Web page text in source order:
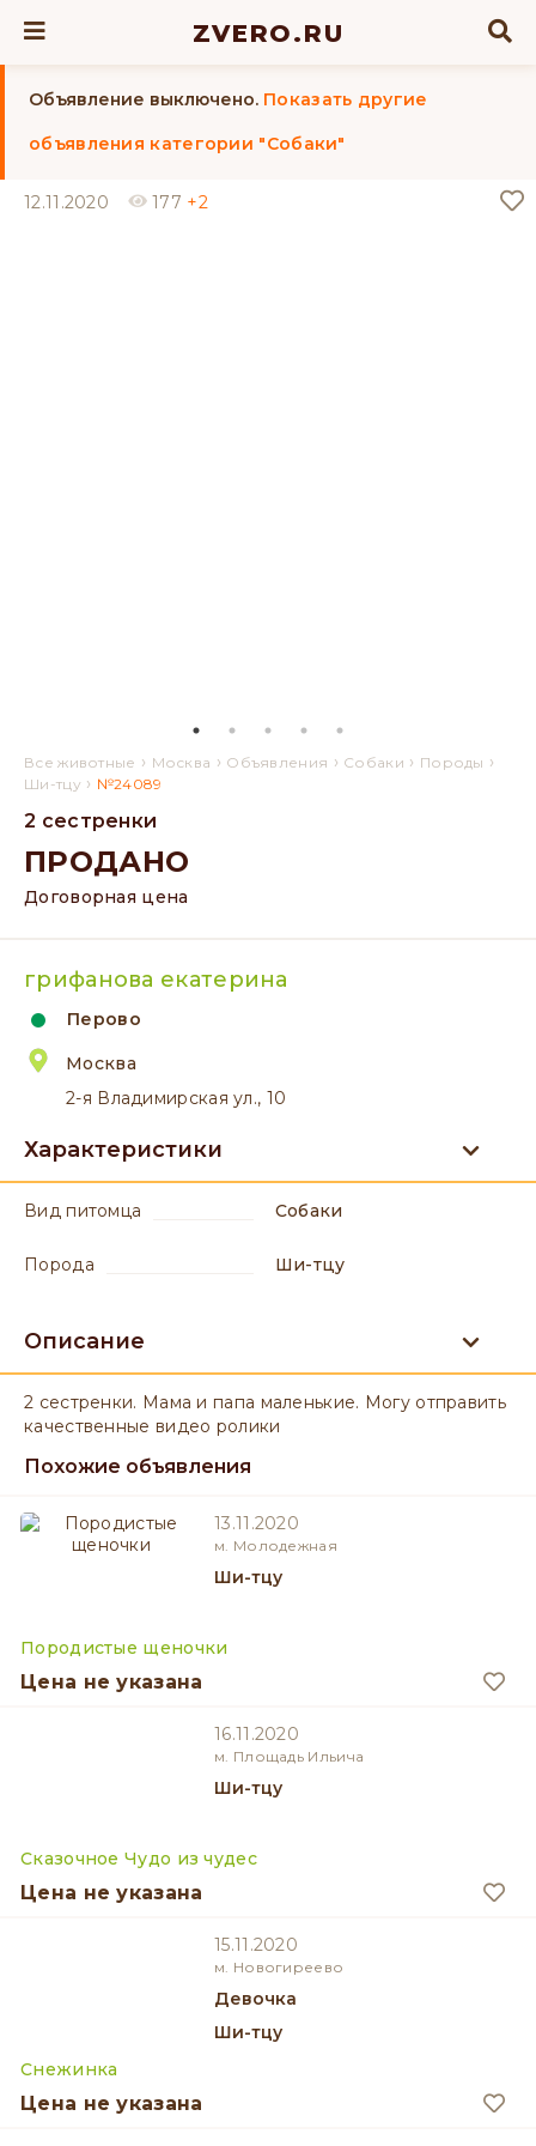
ZVERO.RU
Объявление выключено. Показать другие
объявления категории "Собаки"
12.11.2020 177 +2
Все животные › Москва › Объявления › Собаки › Породы ›
Ши-тцу › №24089
2 сестренки
ПРОДАНО
Договорная цена
грифанова екатерина
Перово
Москва
2-я Владимирская ул., 10
Характеристики
вид питомца Собаки
порода Ши-тцу
Описание
2 сестренки. Мама и папа маленькие. Могу отправить
качественные видео ролики
Похожие объявления
13.11.2020
м. Молодежная
Ши-тцу
Породистые щеночки
Цена не указана
16.11.2020
м. Площадь Ильича
Ши-тцу
Сказочное Чудо из чудес
Цена не указана
15.11.2020
м. Новогиреево
девочка
Ши-тцу
Снежинка
Цена не указана